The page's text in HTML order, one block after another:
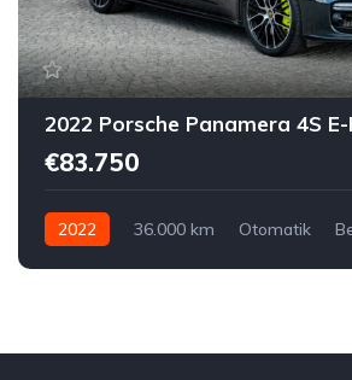
2022 Porsche Panamera 4S
€83.750
2022 36.000 km Otomatik